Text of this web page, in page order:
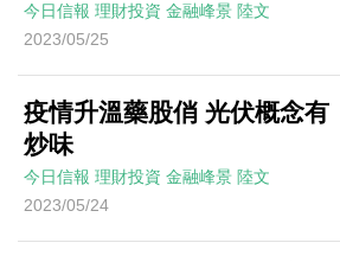
今日信報 理財投資 金融峰景 陸文
2023/05/25
疫情升溫藥股俏 光伏概念有
炒味
今日信報 理財投資 金融峰景 陸文
2023/05/24